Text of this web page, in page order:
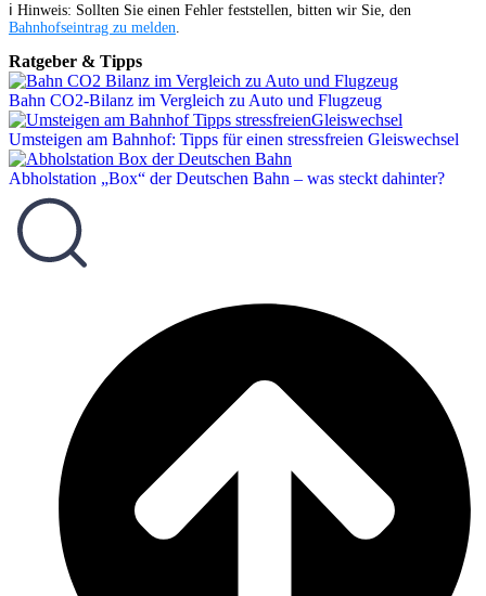
ℹ️ Hinweis: Sollten Sie einen Fehler feststellen, bitten wir Sie, den
Bahnhofseintrag zu melden
Ratgeber & Tipps
Bahn CO2-Bilanz im Vergleich zu Auto und Flugzeug
Umsteigen am Bahnhof: Tipps für einen stressfreien Gleiswechsel
Abholstation „Box“ der Deutschen Bahn – was steckt dahinter?